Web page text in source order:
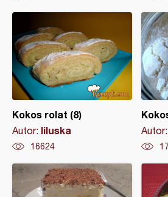
Kokos rolat (8)
Autor: liluska
16624
Autor: